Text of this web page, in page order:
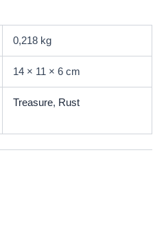
0,218 kg
14 × 11 × 6 cm
Treasure, Rust